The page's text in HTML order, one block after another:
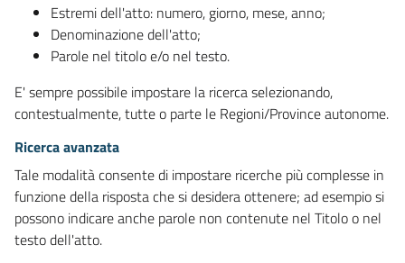
Estremi dell'atto: numero, giorno, mese, anno;
Denominazione dell'atto;
Parole nel titolo e/o nel testo.
E' sempre possibile impostare la ricerca selezionando,
contestualmente, tutte o parte le Regioni/Province autonome.
Ricerca avanzata
Tale modalità consente di impostare ricerche più complesse in
funzione della risposta che si desidera ottenere; ad esempio si
possono indicare anche parole non contenute nel Titolo o nel
testo dell'atto.